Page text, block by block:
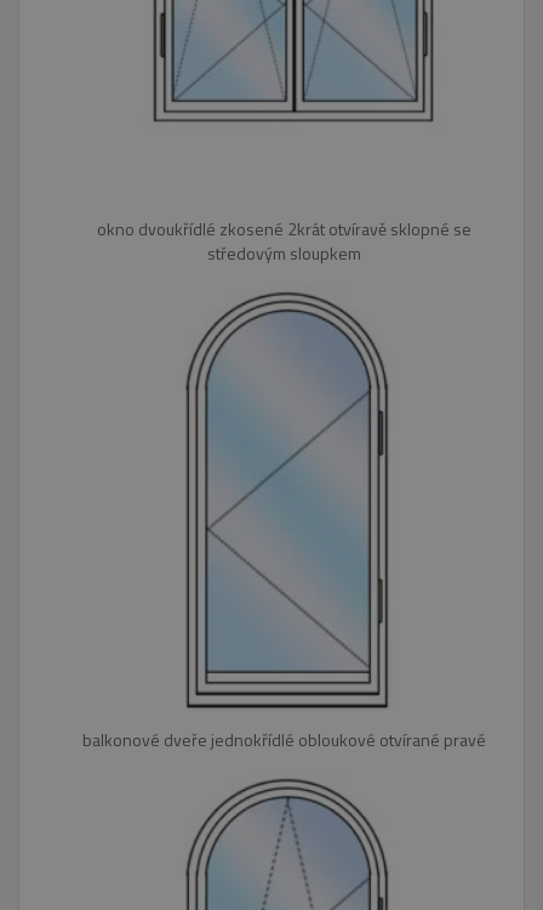
okno dvoukřídlé zkosené 2krát otvíravě sklopné se
středovým sloupkem
balkonové dveře jednokřídlé obloukové otvírané pravé